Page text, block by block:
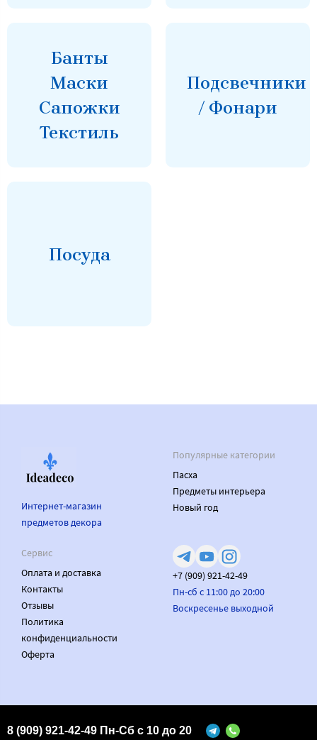
8 (909) 921-42-49 Пн-Сб с 10 до 20
Банты
Маски
Сапожки
Текстиль
Подсвечники
/ Фонари
Посуда
Интернет-магазин
предметов декора
Популярные категории
Пасха
Предметы интерьера
Новый год
Сервис
Оплата и доставка
Контакты
Отзывы
Политика
конфиденциальности
Оферта
+7 (909) 921-42-49
Пн-сб с 11:00 до 20:00
Воскресенье выходной
Made on Bazium